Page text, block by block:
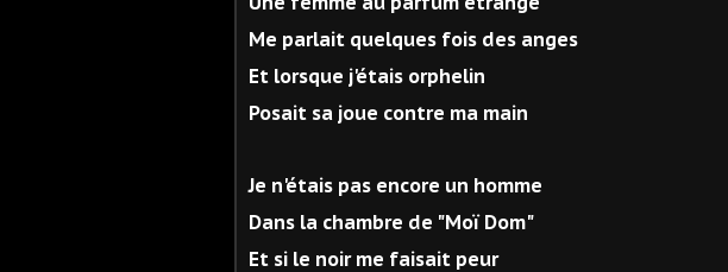
Me parlait quelques fois des anges
Et lorsque j'étais orphelin
Posait sa joue contre ma main
Je n'étais pas encore un homme
Dans la chambre de "Moï Dom"
Et si le noir me faisait peur